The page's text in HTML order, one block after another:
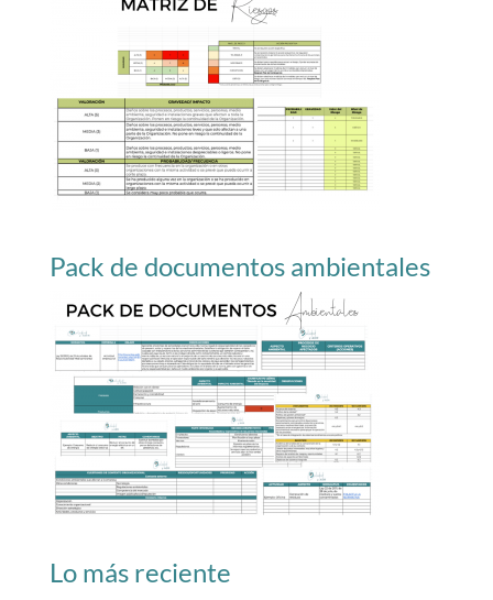
Pack de documentos ambientales
Lo más reciente